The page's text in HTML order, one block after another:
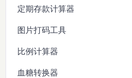
定期存款计算器
图片打码工具
比例计算器
血糖转换器